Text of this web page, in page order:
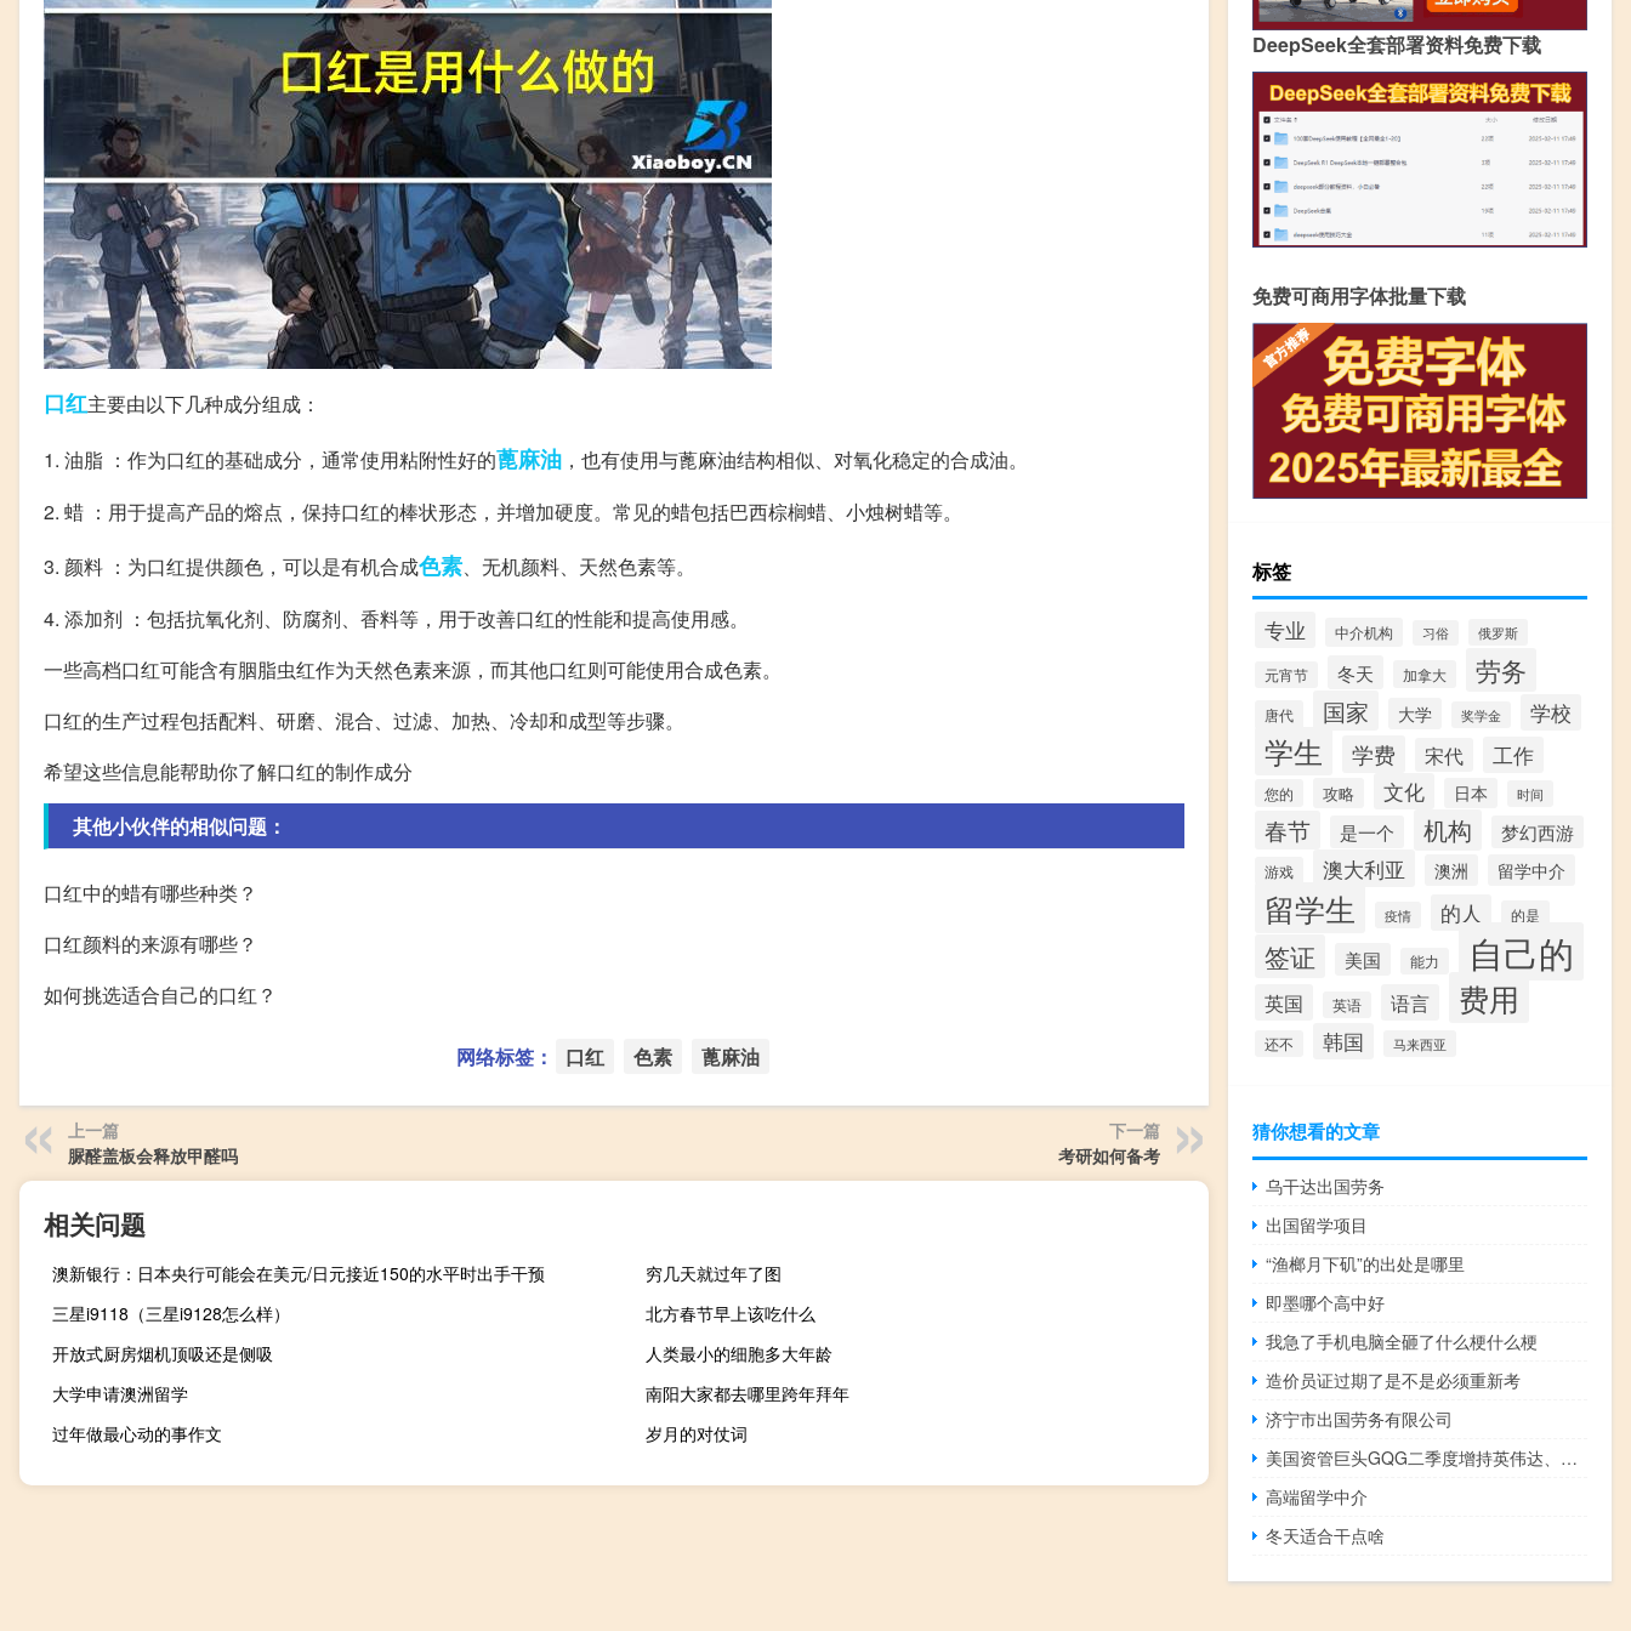
口红主要由以下几种成分组成：
1. 油脂 ：作为口红的基础成分，通常使用粘附性好的蓖麻油 ，也有使用与蓖麻油结构相似、对氧化稳定的合成油。
2. 蜡 ：用于提高产品的熔点，保持口红的棒状形态，并增加硬度。常见的蜡包括巴西棕榈蜡、小烛树蜡等。
3. 颜料 ：为口红提供颜色，可以是有机合成色素、无机颜料、天然色素等。
4. 添加剂 ：包括抗氧化剂、防腐剂、香料等，用于改善口红的性能和提高使用感。
一些高档口红可能含有胭脂虫红作为天然色素来源，而其他口红则可能使用合成色素。
口红的生产过程包括配料、研磨、混合、过滤、加热、冷却和成型等步骤。
希望这些信息能帮助你了解口红的制作成分
其他小伙伴的相似问题：
口红中的蜡有哪些种类？
口红颜料的来源有哪些？
如何挑选适合自己的口红？
网络标签： 口红 色素 蓖麻油
上一篇
脲醛盖板会释放甲醛吗
下一篇
考研如何备考
相关问题
澳新银行：日本央行可能会在美元/日元接近150的水平时出手干预
穷几天就过年了图
三星i9118（三星i9128怎么样）
北方春节早上该吃什么
开放式厨房烟机顶吸还是侧吸
人类最小的细胞多大年龄
大学申请澳洲留学
南阳大家都去哪里跨年拜年
过年做最心动的事作文
岁月的对仗词
DeepSeek全套部署资料免费下载
免费可商用字体批量下载
标签
专业 中介机构 习俗 俄罗斯
元宵节 冬天 加拿大 劳务
唐代 国家 大学 奖学金 学校
学生 学费 宋代 工作
您的 攻略 文化 日本 时间
春节 是一个 机构 梦幻西游
游戏 澳大利亚 澳洲 留学中介
留学生 疫情 的人 的是
签证 美国 能力 自己的
英国 英语 语言 费用
还不 韩国 马来西亚
猜你想看的文章
乌干达出国劳务
出国留学项目
“渔榔月下矶”的出处是哪里
即墨哪个高中好
我急了手机电脑全砸了什么梗什么梗
造价员证过期了是不是必须重新考
济宁市出国劳务有限公司
美国资管巨头GQG二季度增持英伟达、苹果、Alphabet和亚马逊
高端留学中介
冬天适合干点啥